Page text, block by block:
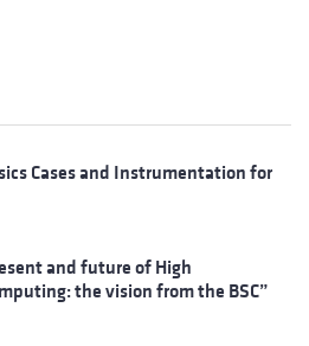
Cases and Instrumentation for
and future of High
the vision from the BSC”